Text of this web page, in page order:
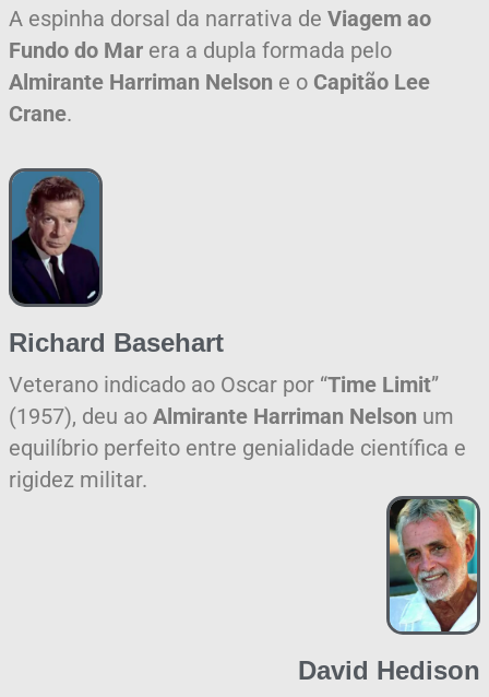
A espinha dorsal da narrativa de Viagem ao
Fundo do Mar era a dupla formada pelo
Almirante Harriman Nelson e o Capitão Lee
Crane.
Richard Basehart
Veterano indicado ao Oscar por “Time Limit”
(1957), deu ao Almirante Harriman Nelson um
equilíbrio perfeito entre genialidade científica e
rigidez militar.
David Hedison